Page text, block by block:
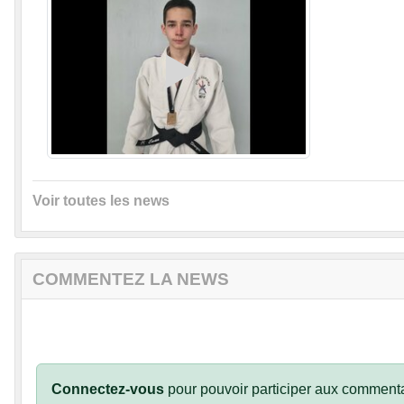
Voir toutes les news
COMMENTEZ LA NEWS
Connectez-vous pour pouvoir participer aux